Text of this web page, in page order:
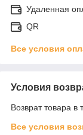
Удаленная
QR
Все условия
Условия
Возврат товара в
Все условия